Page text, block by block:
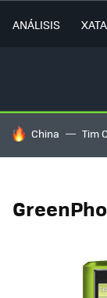
ANÁLISIS
HOY SE HABLA
China Tim